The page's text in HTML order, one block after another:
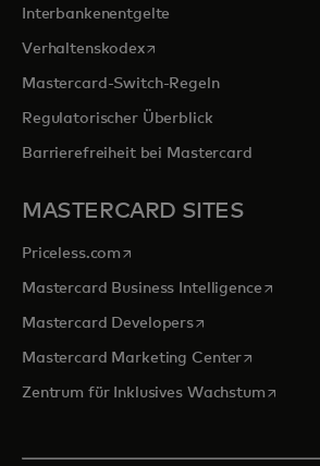
Interbankenentgelte
Verhaltenskodexwird in einer neuen
Mastercard-Switch-Regeln
Regulatorischer Überblick
Barrierefreiheit bei Mastercard
MASTERCARD SITES
Priceless.com wird in einer neuen
Mastercard Business Intelligencewird in
Mastercard Developerswird in einer
Mastercard Marketing Centerwird in
Zentrum für Inklusives Wachstumwird in